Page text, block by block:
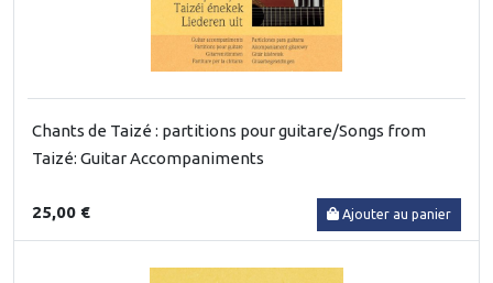
Chants de Taizé : partitions pour guitare/Songs from
Taizé: Guitar Accompaniments
25,00 € Ajouter au panier